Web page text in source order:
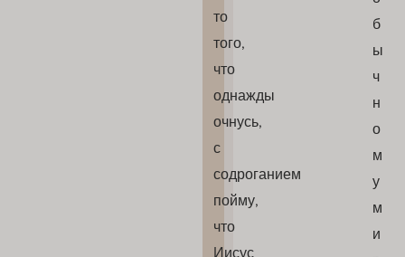
то
того,
что
однажды
очнусь,
с
содроганием
пойму,
что
Иисус
б
ы
ч
н
о
м
у
м
и